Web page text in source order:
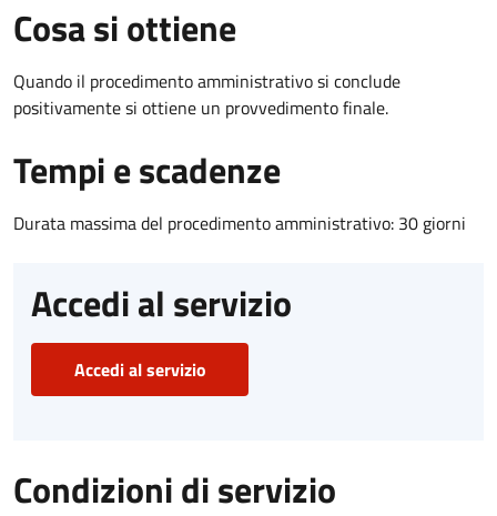
Cosa si ottiene
Quando il procedimento amministrativo si conclude
positivamente si ottiene un provvedimento finale.
Tempi e scadenze
Durata massima del procedimento amministrativo: 30 giorni
Accedi al servizio
Accedi al servizio
Condizioni di servizio